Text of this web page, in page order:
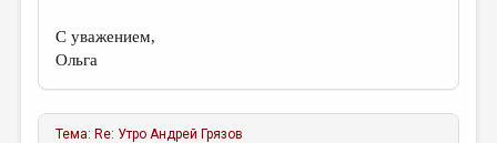
С уважением,
Ольга
Тема: Re: Утро Андрей Грязов